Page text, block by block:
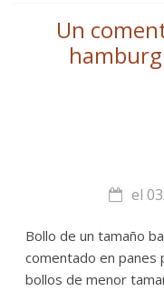
Un
el
Bollo de un tamaño
comentado en panes
bollos de menor